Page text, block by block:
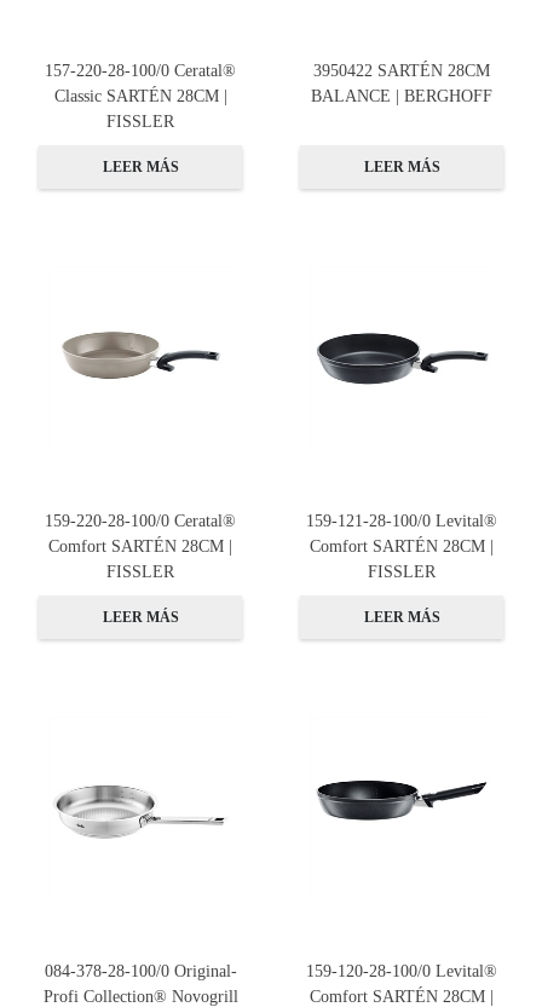
157-220-28-100/0 Ceratal®
Classic SARTÉN 28CM |
FISSLER
LEER MÁS
3950422 SARTÉN 28CM
BALANCE | BERGHOFF
LEER MÁS
159-220-28-100/0 Ceratal®
Comfort SARTÉN 28CM |
FISSLER
LEER MÁS
159-121-28-100/0 Levital®
Comfort SARTÉN 28CM |
FISSLER
LEER MÁS
084-378-28-100/0 Original-
Profi Collection® Novogrill
159-120-28-100/0 Levital®
Comfort SARTÉN 28CM |